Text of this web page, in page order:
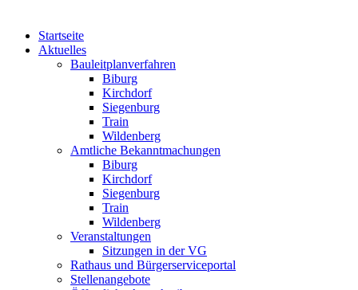
Startseite
Aktuelles
Bauleitplanverfahren
Biburg
Kirchdorf
Siegenburg
Train
Wildenberg
Amtliche Bekanntmachungen
Biburg
Kirchdorf
Siegenburg
Train
Wildenberg
Veranstaltungen
Sitzungen in der VG
Rathaus und Bürgerserviceportal
Stellenangebote